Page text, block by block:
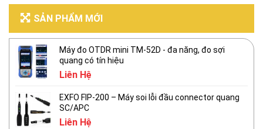
SẢN PHẨM MỚI
Máy đo OTDR mini TM-52D - đa năng, đo sợi
quang có tín hiệu
Liên Hệ
EXFO FIP-200 – Máy soi lỗi đầu connector quang
SC/APC
Liên Hệ